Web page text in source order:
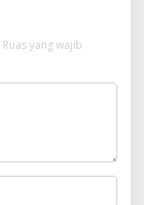
Ruas yang wajib